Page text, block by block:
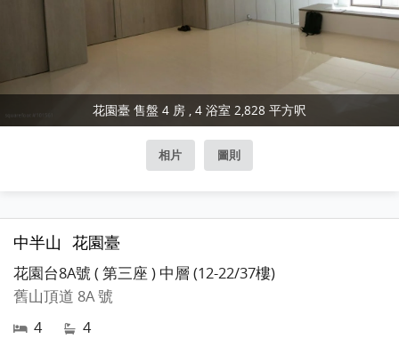
花園臺 售盤 4 房 , 4 浴室 2,828 平方呎
相片 圖則
中半山 花園臺
花園台8A號 ( 第三座 ) 中層 (12-22/37樓)
舊山頂道 8A 號
4
4